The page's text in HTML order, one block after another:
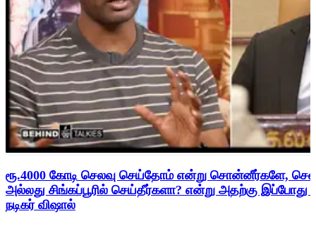
ரூ.4000 கோடி செலவு செய்தோம் என்று சொன்னீர்களே,
அல்லது சிங்கப்பூரில் செய்தீர்களா? என்று அதற்கு
நடிகர் விஷால்